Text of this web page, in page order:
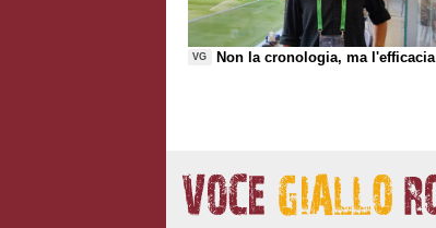
VG Non la cronologia, ma l'efficacia